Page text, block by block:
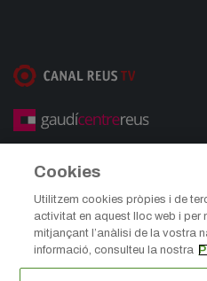
Cookies
Utilitzem cookies pròpies i de
activitat en aquest lloc web i per
mitjançant l’anàlisi de la vostra
informació, consulteu la nostra